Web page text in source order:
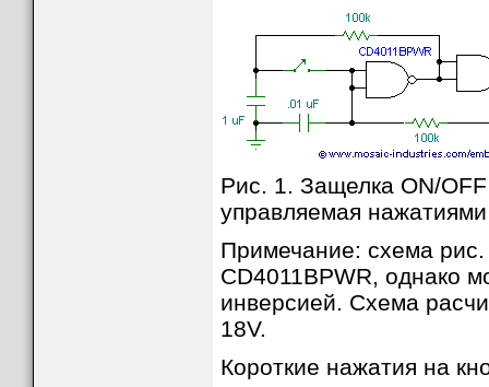
Рис. 1. Защелка ON/
управляемая нажатиями
Примечание: схема рис.
CD4011BPWR, однако
инверсией. Схема
18V.
Короткие нажатия на